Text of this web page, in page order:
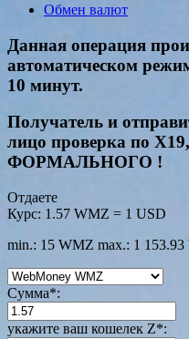
Обмен валют
Данная операция
автоматическом
10 минут.
Получатель и
лицо проверка по
ФОРМАЛЬНОГО !
Отдаете
Курс: 1.57 WMZ = 1 USD
min.: 15 WMZ max.: 1
Сумма*:
укажите ваш кошелек Z*: